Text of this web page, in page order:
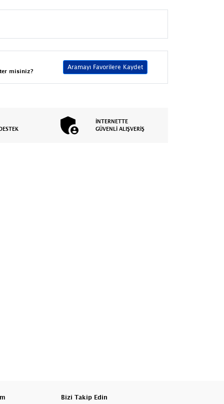
misiniz?
Aramayı Favorilere Kaydet
İNTERNETTE
GÜVENLİ ALIŞVERİŞ
Bizi Takip Edin